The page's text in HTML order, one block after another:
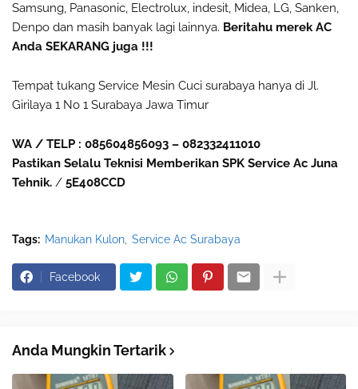
Samsung, Panasonic, Electrolux, indesit, Midea, LG, Sanken,
Denpo dan masih banyak lagi lainnya. Beritahu merek AC
Anda SEKARANG juga !!!
Tempat tukang Service Mesin Cuci surabaya hanya di Jl.
Girilaya 1 No 1 Surabaya Jawa Timur
WA / TELP : 085604856093 – 082332411010
Pastikan Selalu Teknisi Memberikan SPK Service Ac Juna
Tehnik. / 5E408CCD
Tags: Manukan Kulon Service Ac Surabaya
Facebook
Anda Mungkin Tertarik